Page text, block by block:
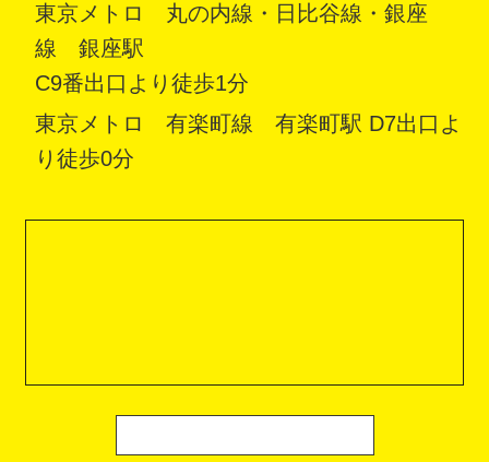
東京メトロ 丸の内線・日比谷線・銀座
線 銀座駅
C9番出口より徒歩1分
東京メトロ 有楽町線 有楽町駅 D7出口よ
り徒歩0分